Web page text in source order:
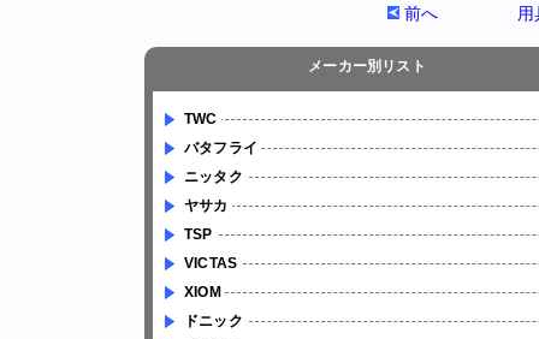
前へ
メーカー別リスト
TWC
バタフライ
ニッタク
ヤサカ
TSP
VICTAS
XIOM
ドニック